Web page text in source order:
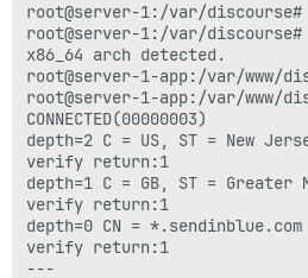
root@server-1:/var/discourse#
root@server-1:/var/
x86_64 arch detected.
root@server-1-app:/var/www/
root@server-1-app:/var/www/
CONNECTED(00000003)
depth=2 C = US, ST = New
verify return:1
depth=1 C = GB, ST =
verify return:1
depth=0 CN = *.sendinblue.com
verify return:1
---